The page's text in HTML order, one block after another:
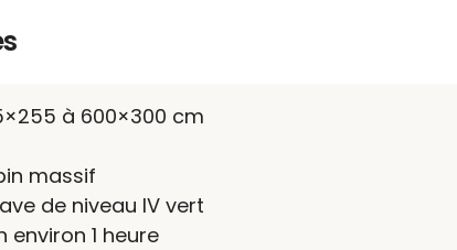
à 600×300 cm
massif
de niveau IV vert
environ 1 heure